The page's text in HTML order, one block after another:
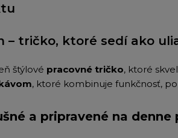
– tričko, ktoré sedí ako
štýlové pracovné tričko, ktoré
, ktoré kombinuje funkčnosť,
a pripravené na denne